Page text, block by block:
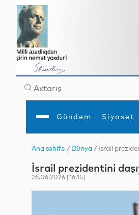
Gündəm Siyasət
Gündəm
İqtisadiyyat
Analitika
MEDİA
Ana səhifə /Dünya / İsrail
İsrail prezidentini
26.06.2026 [16:15]